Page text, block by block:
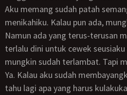
Aku memang sudah patah semangat. Biarlah, kuanggap takkan ada yang mau
menikahiku. Kalau pun ada,
Namun ada yang terus-terusan mengganjal di batinku. Masalah seks! Rasanya tidak
terlalu dini untuk cewek
mungkin sudah terlambat. Tapi
Ya. Kalau aku sudah membayangkan yang satu itu, aku jadi bingung sendiri dan tak
tahu lagi apa yang harus